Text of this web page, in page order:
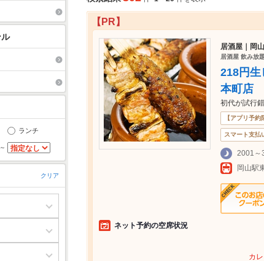
ランチ
～
クリア
【PR】
居酒屋｜岡
居酒屋 飲み放
218円生
本町店
初代が試行
【アプリ予
スマート支払
2001～
岡山駅
ネット予約の空席状況
カ